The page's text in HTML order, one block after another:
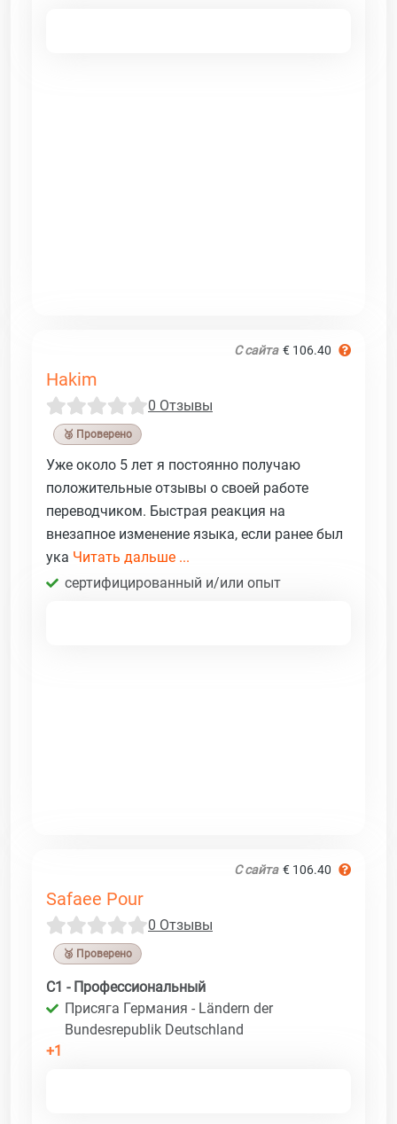
С сайта € 106.40
Hakim
0 Отзывы
🥉 Проверено
Уже около 5 лет я постоянно получаю
положительные отзывы о своей работе
переводчиком. Быстрая реакция на
внезапное изменение языка, если ранее был
ука Читать дальше ...
сертифицированный и/или опыт
С сайта € 106.40
Safaee Pour
0 Отзывы
🥉 Проверено
C1 - Профессиональный
Присяга Германия - Ländern der
Bundesrepublik Deutschland
+1